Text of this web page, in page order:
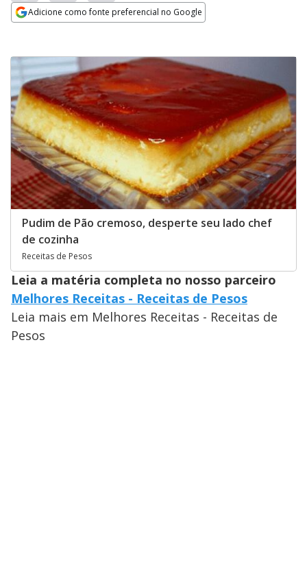
Adicione como fonte preferencial no Google
Pudim de Pão cremoso, desperte seu lado chef
de cozinha
Receitas de Pesos
Leia a matéria completa no nosso parceiro
Melhores Receitas - Receitas de Pesos
Leia mais em Melhores Receitas - Receitas de
Pesos